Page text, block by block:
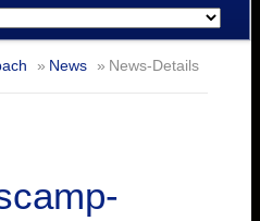
News News-Details